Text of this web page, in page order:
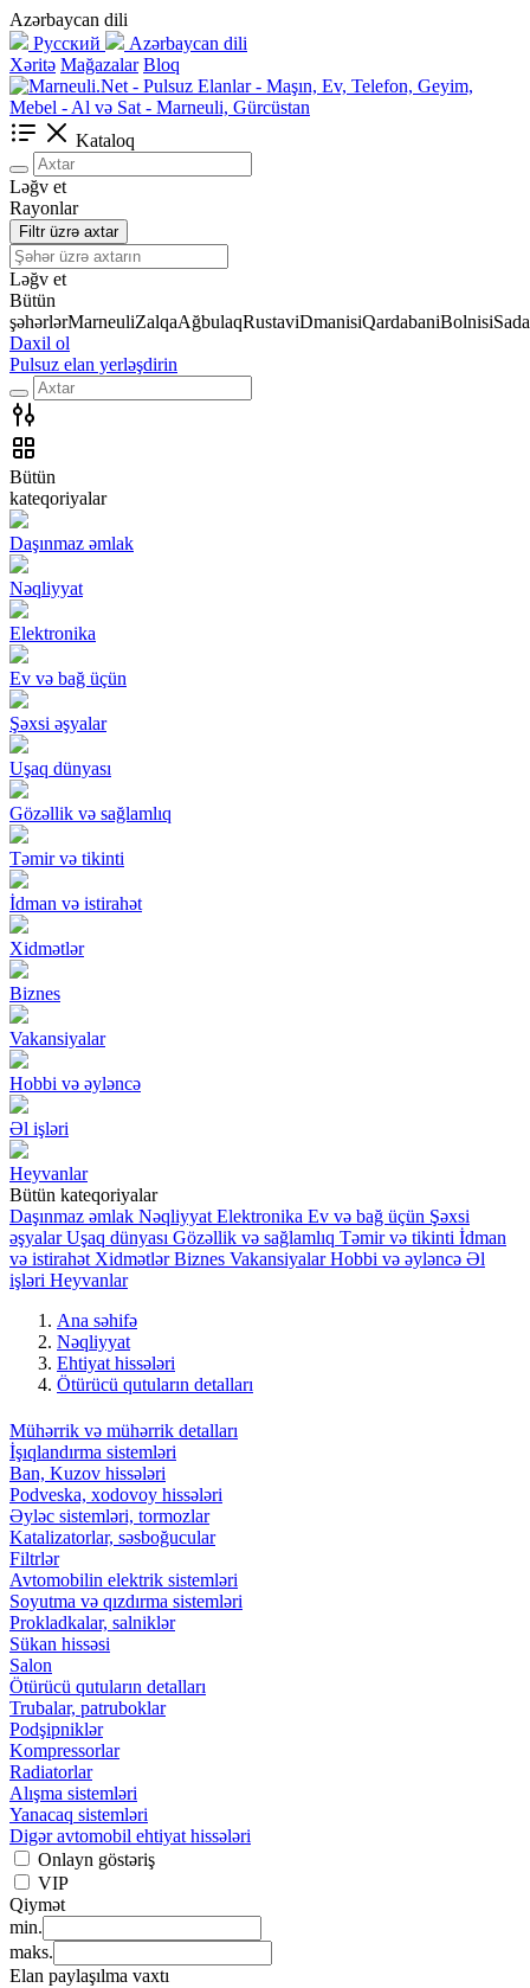
Azərbaycan dili
Русский
Azərbaycan dili
Xəritə Mağazalar Bloq
Kataloq
Ləğv et
Rayonlar
Filtr üzrə axtar
Ləğv et
Bütün
şəhərlərMarneuliZalqaAğbulaqRustaviDmanisiQardabaniBolnisi
Daxil ol
Pulsuz elan yerləşdirin
Bütün
kateqoriyalar
Daşınmaz əmlak
Nəqliyyat
Elektronika
Ev və bağ üçün
Şəxsi əşyalar
Uşaq dünyası
Gözəllik və sağlamlıq
Təmir və tikinti
İdman və istirahət
Xidmətlər
Biznes
Vakansiyalar
Hobbi və əyləncə
Əl işləri
Heyvanlar
Bütün kateqoriyalar
Daşınmaz əmlak Nəqliyyat Elektronika Ev və bağ üçün Şəxsi
əşyalar Uşaq dünyası Gözəllik və sağlamlıq Təmir və tikinti İdman
və istirahət Xidmətlər Biznes Vakansiyalar Hobbi və əyləncə Əl
işləri Heyvanlar
Ana səhifə
Nəqliyyat
Ehtiyat hissələri
Ötürücü qutuların detalları
Mühərrik və mühərrik detalları
İşıqlandırma sistemləri
Ban, Kuzov hissələri
Podveska, xodovoy hissələri
Əyləc sistemləri, tormozlar
Katalizatorlar, səsboğucular
Filtrlər
Avtomobilin elektrik sistemləri
Soyutma və qızdırma sistemləri
Prokladkalar, salniklər
Sükan hissəsi
Salon
Ötürücü qutuların detalları
Trubalar, patruboklar
Podşipniklər
Kompressorlar
Radiatorlar
Alışma sistemləri
Yanacaq sistemləri
Digər avtomobil ehtiyat hissələri
Onlayn göstəriş
VIP
Qiymət
min.
maks.
Elan paylaşılma vaxtı